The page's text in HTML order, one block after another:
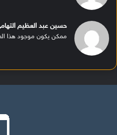
حسين عبد العظيم
ممكن يكون موجود هذا